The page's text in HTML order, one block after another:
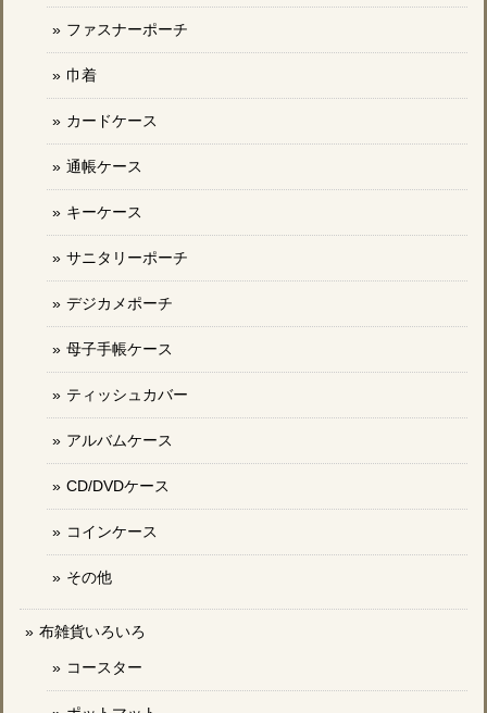
ファスナーポーチ
巾着
カードケース
通帳ケース
キーケース
サニタリーポーチ
デジカメポーチ
母子手帳ケース
ティッシュカバー
アルバムケース
CD/DVDケース
コインケース
その他
布雑貨いろいろ
コースター